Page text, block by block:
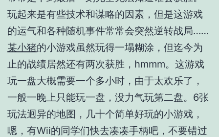
玩起来是有些技术和谋略的因素，但是这游戏
的运气和各种随机事件常常会突然逆转战局……
某小猪的小游戏虽然玩得一塌糊涂，但迄今为
止的战绩居然还有两次获胜，hmmm。这游戏
玩一盘大概需要一个多小时，由于太欢乐了，
一般一晚上只能玩一盘，没力气玩第二盘。6张
玩法迥异的地图，几十个简单好玩的小游戏，
嗯，有Wii的同学们快去凑凑手柄吧，不要错过